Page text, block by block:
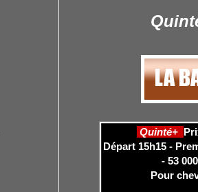
Quinté+
Départ 15h15 -
- 53
Pour